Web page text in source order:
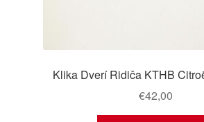
Klika Dverí Ridiča KTHB
€42,00